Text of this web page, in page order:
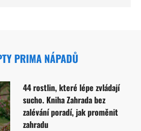
PRIMA NÁPADŮ
44 rostlin, které lépe zvládají
sucho. Kniha Zahrada bez
zalévání poradí, jak proměnit
zahradu